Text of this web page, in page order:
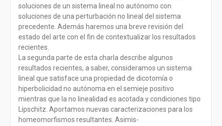
soluciones de un sistema lineal no autónomo con
soluciones de una perturbación no lineal del sistema
precedente. Además haremos una breve revisión del
estado del arte con el fin de contextualizar los resultados
recientes.
La segunda parte de esta charla describe algunos
resultados recientes, a saber, consideramos un sistema
lineal que satisface una propiedad de dicotomía o
hiperbolicidad no autónoma en el semieje positivo
mientras que la no linealidad es acotada y condiciones tipo
Lipschitz. Aportamos nuevas caracterizaciones para los
homeomorfismos resultantes. Asimis-